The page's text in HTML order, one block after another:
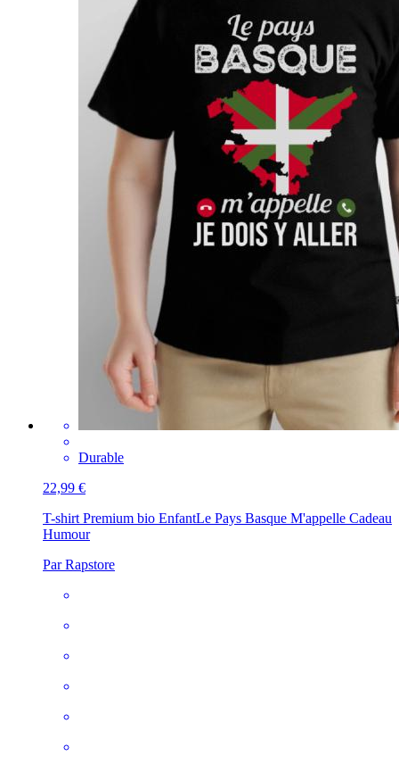
Durable
22,99 €
T-shirt Premium bio EnfantLe Pays Basque M'appelle Cadeau
Humour
Par Rapstore